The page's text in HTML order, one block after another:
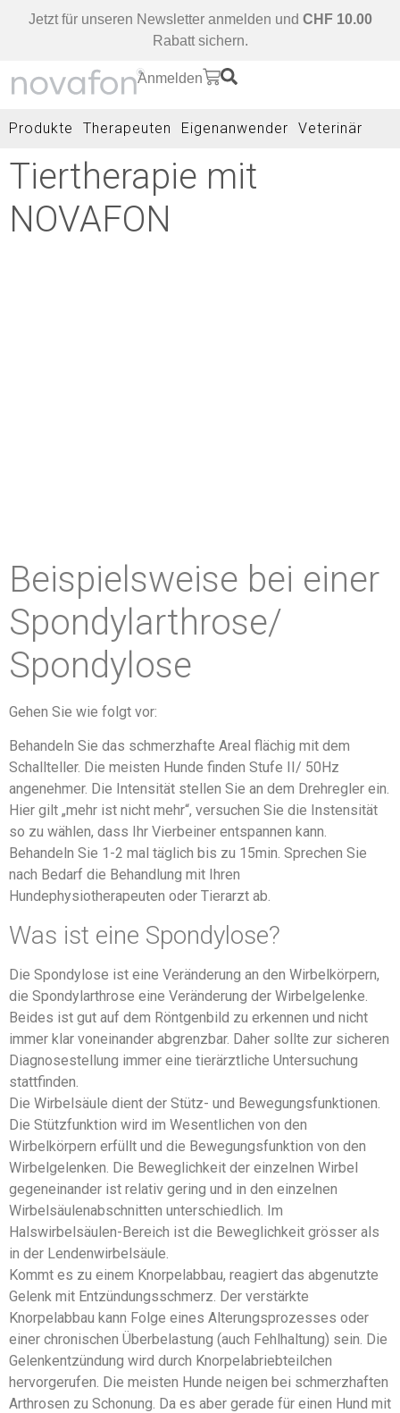
Jetzt für unseren Newsletter anmelden und CHF 10.00
Rabatt sichern.
Anmelden
Produkte Therapeuten Eigenanwender Veterinär
Tiertherapie mit
NOVAFON
Beispielsweise bei einer
Spondylarthrose/
Spondylose
Gehen Sie wie folgt vor:
Behandeln Sie das schmerzhafte Areal flächig mit dem
Schallteller. Die meisten Hunde finden Stufe II/ 50Hz
angenehmer. Die Intensität stellen Sie an dem Drehregler ein.
Hier gilt „mehr ist nicht mehr“, versuchen Sie die Instensität
so zu wählen, dass Ihr Vierbeiner entspannen kann.
Behandeln Sie 1-2 mal täglich bis zu 15min. Sprechen Sie
nach Bedarf die Behandlung mit Ihren
Hundephysiotherapeuten oder Tierarzt ab.
Was ist eine Spondylose?
Die Spondylose ist eine Veränderung an den Wirbelkörpern,
die Spondylarthrose eine Veränderung der Wirbelgelenke.
Beides ist gut auf dem Röntgenbild zu erkennen und nicht
immer klar voneinander abgrenzbar. Daher sollte zur sicheren
Diagnosestellung immer eine tierärztliche Untersuchung
stattfinden.
Die Wirbelsäule dient der Stütz- und Bewegungsfunktionen.
Die Stützfunktion wird im Wesentlichen von den
Wirbelkörpern erfüllt und die Bewegungsfunktion von den
Wirbelgelenken. Die Beweglichkeit der einzelnen Wirbel
gegeneinander ist relativ gering und in den einzelnen
Wirbelsäulenabschnitten unterschiedlich. Im
Halswirbelsäulen-Bereich ist die Beweglichkeit grösser als
in der Lendenwirbelsäule.
Kommt es zu einem Knorpelabbau, reagiert das abgenutzte
Gelenk mit Entzündungsschmerz. Der verstärkte
Knorpelabbau kann Folge eines Alterungsprozesses oder
einer chronischen Überbelastung (auch Fehlhaltung) sein. Die
Gelenkentzündung wird durch Knorpelabriebteilchen
hervorgerufen. Die meisten Hunde neigen bei schmerzhaften
Arthrosen zu Schonung. Da es aber gerade für einen Hund mit